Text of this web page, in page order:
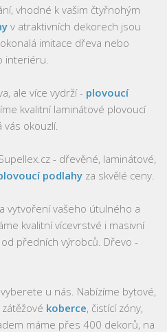
vhodné k vašim čtyřnohým
v atraktivních dekorech jsou
imitace dřeva nebo
interiéru.
ale více vydrží - plovoucí
kvalitní laminátové plovoucí
vás okouzlí.
- dřevěné, laminátové,
podlahy za skvělé ceny.
vytvoření vašeho útulného a
kvalitní vícevrstvé i masivní
předních výrobců. Dřevo -
u nás. Nabízíme bytové,
koberce, čistící zóny,
máme přes 400 dekorů, na